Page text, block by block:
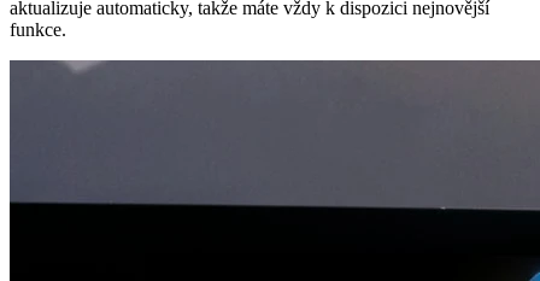
aktualizuje automaticky, takže máte vždy k dispozici nejnovější
funkce.